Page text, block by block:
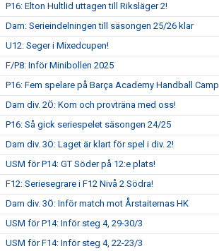
P16: Elton Hultlid uttagen till Riksläger 2!
Dam: Serieindelningen till säsongen 25/26 klar
U12: Seger i Mixedcupen!
F/P8: Inför Minibollen 2025
P16: Fem spelare på Barça Academy Handball Camp
Dam div. 2Ö: Kom och provträna med oss!
P16: Så gick seriespelet säsongen 24/25
Dam div. 3Ö: Laget är klart för spel i div. 2!
USM för P14: GT Söder på 12:e plats!
F12: Seriesegrare i F12 Nivå 2 Södra!
Dam div. 3Ö: Inför match mot Årstaiternas HK
USM för P14: Inför steg 4, 29-30/3
USM för F14: Inför steg 4, 22-23/3